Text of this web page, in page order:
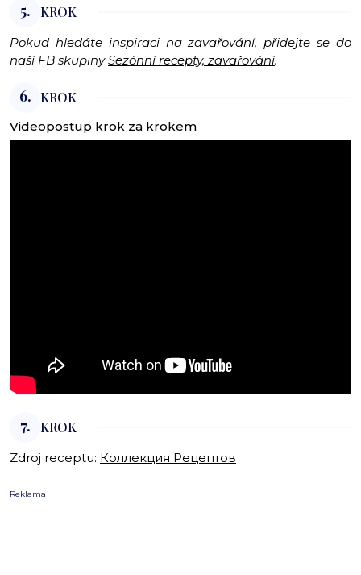
5. KROK
Pokud hledáte inspiraci na zavařování, přidejte se do
naší FB skupinySezónní recepty, zavařování.
6. KROK
Videopostup krok za krokem
7. KROK
Zdroj receptu: Коллекция Рецептов
Reklama